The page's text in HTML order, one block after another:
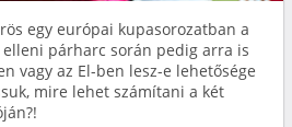
egy európai kupasorozatban a
elleni párharc során pedig arra is
vagy az El-ben lesz-e lehetősége
mire lehet számítani a két